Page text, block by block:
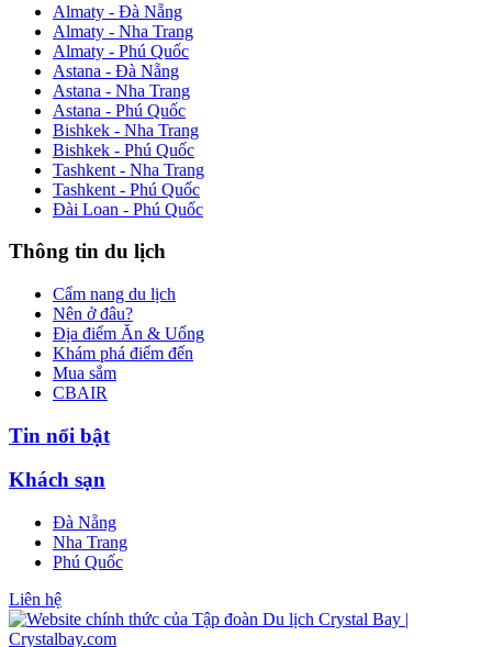
Almaty - Đà Nẵng
Almaty - Nha Trang
Almaty - Phú Quốc
Astana - Đà Nẵng
Astana - Nha Trang
Astana - Phú Quốc
Bishkek - Nha Trang
Bishkek - Phú Quốc
Tashkent - Nha Trang
Tashkent - Phú Quốc
Đài Loan - Phú Quốc
Thông tin du lịch
Cẩm nang du lịch
Nên ở đâu?
Địa điểm Ăn & Uống
Khám phá điểm đến
Mua sắm
CBAIR
Tin nổi bật
Khách sạn
Đà Nẵng
Nha Trang
Phú Quốc
Liên hệ